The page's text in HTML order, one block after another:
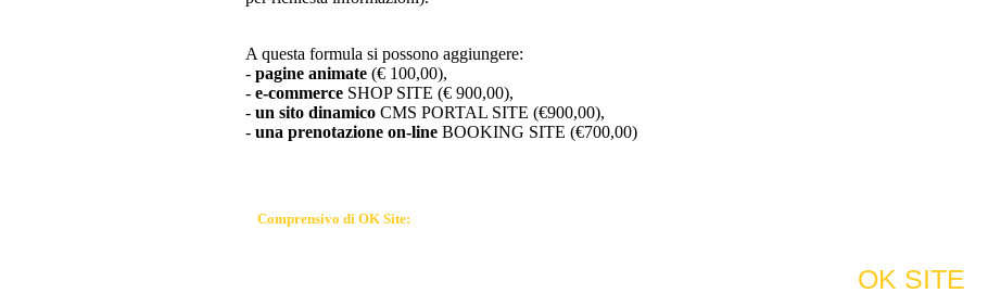
A questa formula si possono aggiungere:
- pagine animate (€ 100,00),
- e-commerce SHOP SITE (€ 900,00),
- un sito dinamico CMS PORTAL SITE (€900,00),
- una prenotazione on-line BOOKING SITE (€700,00)
Comprensivo di OK Site:
OK SITE